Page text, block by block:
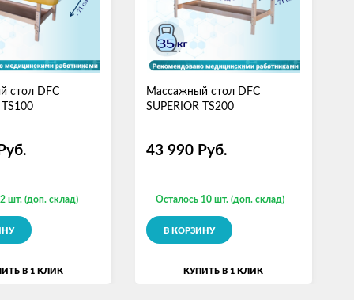
стол DFC
TS100
шт. (доп. склад)
В 1 КЛИК
Массажный стол DFC
SUPERIOR TS200
43 990 Руб.
Осталось 10 шт. (доп. склад)
В КОРЗИНУ
КУПИТЬ В 1 КЛИК